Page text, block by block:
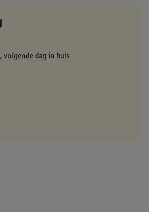
volgende dag in huis